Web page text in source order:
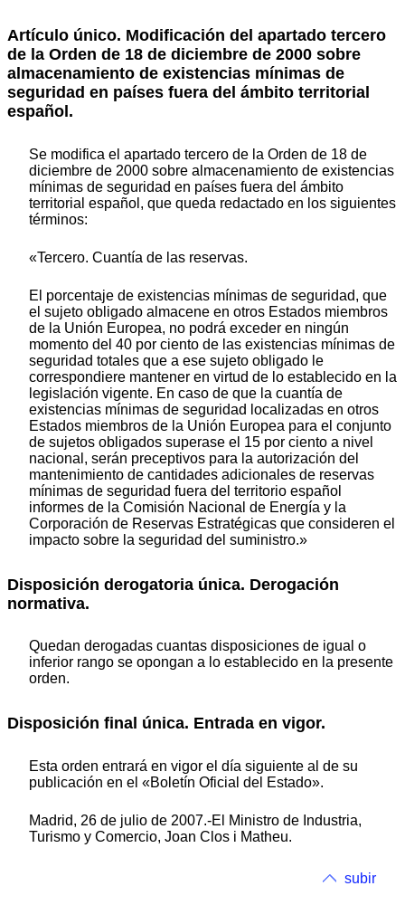
Artículo único. Modificación del apartado tercero
de la Orden de 18 de diciembre de 2000 sobre
almacenamiento de existencias mínimas de
seguridad en países fuera del ámbito territorial
español.
Se modifica el apartado tercero de la Orden de 18 de
diciembre de 2000 sobre almacenamiento de existencias
mínimas de seguridad en países fuera del ámbito
territorial español, que queda redactado en los siguientes
términos:
«Tercero. Cuantía de las reservas.
El porcentaje de existencias mínimas de seguridad, que
el sujeto obligado almacene en otros Estados miembros
de la Unión Europea, no podrá exceder en ningún
momento del 40 por ciento de las existencias mínimas de
seguridad totales que a ese sujeto obligado le
correspondiere mantener en virtud de lo establecido en la
legislación vigente. En caso de que la cuantía de
existencias mínimas de seguridad localizadas en otros
Estados miembros de la Unión Europea para el conjunto
de sujetos obligados superase el 15 por ciento a nivel
nacional, serán preceptivos para la autorización del
mantenimiento de cantidades adicionales de reservas
mínimas de seguridad fuera del territorio español
informes de la Comisión Nacional de Energía y la
Corporación de Reservas Estratégicas que consideren el
impacto sobre la seguridad del suministro.»
Disposición derogatoria única. Derogación
normativa.
Quedan derogadas cuantas disposiciones de igual o
inferior rango se opongan a lo establecido en la presente
orden.
Disposición final única. Entrada en vigor.
Esta orden entrará en vigor el día siguiente al de su
publicación en el «Boletín Oficial del Estado».
Madrid, 26 de julio de 2007.-El Ministro de Industria,
Turismo y Comercio, Joan Clos i Matheu.
subir